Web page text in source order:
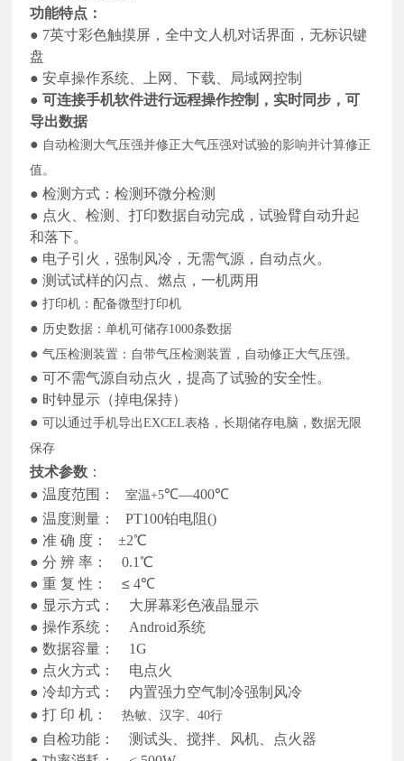
功能特点：
● 7英寸彩色触摸屏 ，全中文人机对话界面，无标识键
盘
● 安卓操作系统、上网、下载、局域网控制
● 可连接手机软件进行远程操作控制，实时同步，可
导出数据
● 自动检测大气压强并修正大气压强对试验的影响并计算修正
值。
● 检测方式：检测环微分检测
● 点火、检测、打印数据自动完成，试验臂自动升起
和落下。
● 电子引火，强制风冷，无需气源，自动点火。
● 测试试样的闪点、燃点，一机两用
● 打印机：配备微型打印机
● 历史数据：单机可储存1000条数据
● 气压检测装置：自带气压检测装置，自动修正大气压强。
● 可不需气源自动点火，提高了试验的安全性。
● 时钟显示（掉电保持）
● 可以通过手机导出EXCEL表格，长期储存电脑，数据无限
保存
技术参数 ：
● 温度范围： 室温+5℃—400℃
● 温度测量：
PT100铂电阻()
● 准 确 度：
±2℃
● 分 辨 率：
0.1℃
● 重 复 性： ≤ 4℃
● 显示方式：
大屏幕彩色液晶显示
● 操作系统：
Android系统
● 数据容量：
1G
● 点火方式：
电点火
● 冷却方式：
内置强力空气制冷强制风冷
● 打 印 机： 热敏、汉字、40行
● 自检功能： 测试头、搅拌 、风机、点火器